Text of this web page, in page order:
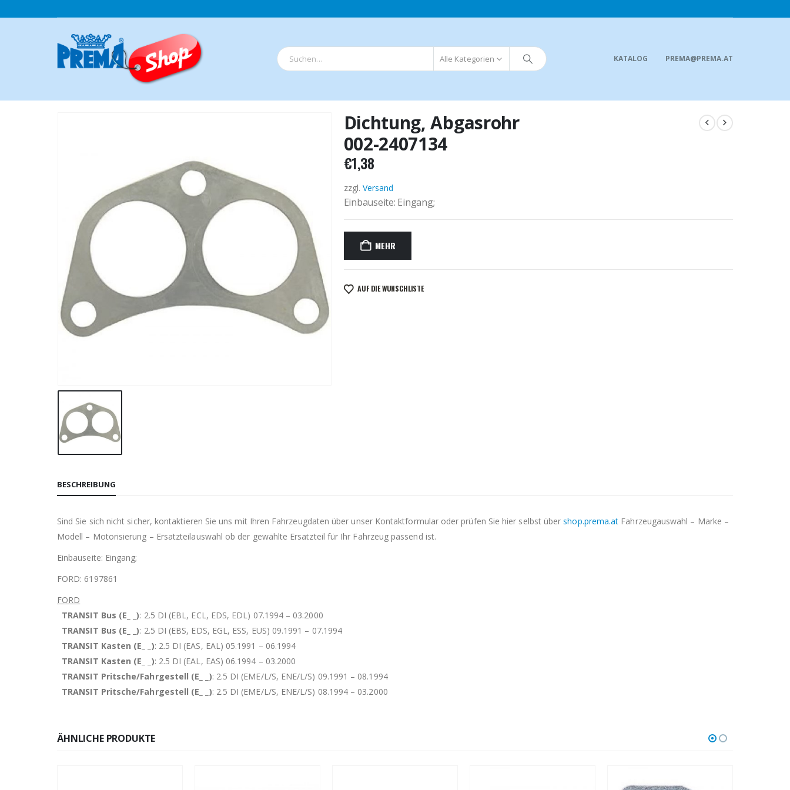
Alle Kategorien KATALOG PREMA@PREMA.AT
Dichtung, Abgasrohr
002-2407134
€1,38
zzgl. Versand
Einbauseite: Eingang;
MEHR
AUF DIE WUNSCHLISTE
BESCHREIBUNG
Sind Sie sich nicht sicher, kontaktieren Sie uns mit Ihren Fahrzeugdaten über unser Kontaktformular oder prüfen Sie hier selbst übershop.prema.at Fahrzeugauswahl – Marke –
Modell – Motorisierung – Ersatzteilauswahl ob der gewählte Ersatzteil für Ihr Fahrzeug passend ist.
Einbauseite: Eingang;
FORD: 6197861
FORD
TRANSIT Bus (E_ _): 2.5 DI (EBL, ECL, EDS, EDL) 07.1994 – 03.2000
TRANSIT Bus (E_ _): 2.5 DI (EBS, EDS, EGL, ESS, EUS) 09.1991 – 07.1994
TRANSIT Kasten (E_ _): 2.5 DI (EAS, EAL) 05.1991 – 06.1994
TRANSIT Kasten (E_ _): 2.5 DI (EAL, EAS) 06.1994 – 03.2000
TRANSIT Pritsche/Fahrgestell (E_ _): 2.5 DI (EME/L/S, ENE/L/S) 09.1991 – 08.1994
TRANSIT Pritsche/Fahrgestell (E_ _): 2.5 DI (EME/L/S, ENE/L/S) 08.1994 – 03.2000
ÄHNLICHE PRODUKTE